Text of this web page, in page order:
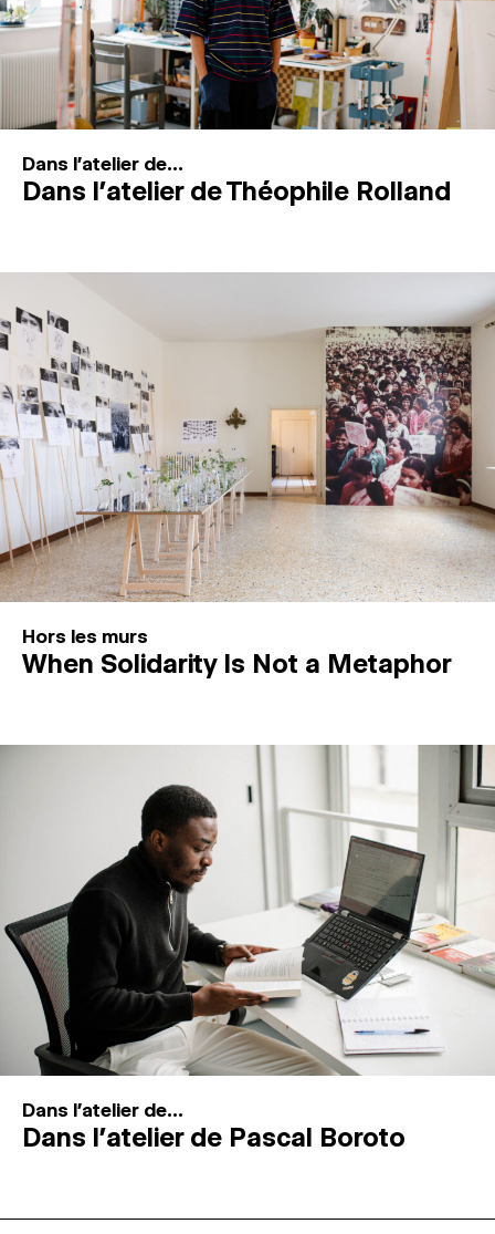
Recherche
Connexion
Dans l'atelier de...
Dans l’atelier de Théophile Rolland
Hors les murs
When Solidarity Is Not a Metaphor
Dans l'atelier de...
Dans l’atelier de Pascal Boroto